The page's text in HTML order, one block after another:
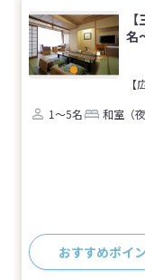
名
1～5名
和室（夜
おすすめポイ